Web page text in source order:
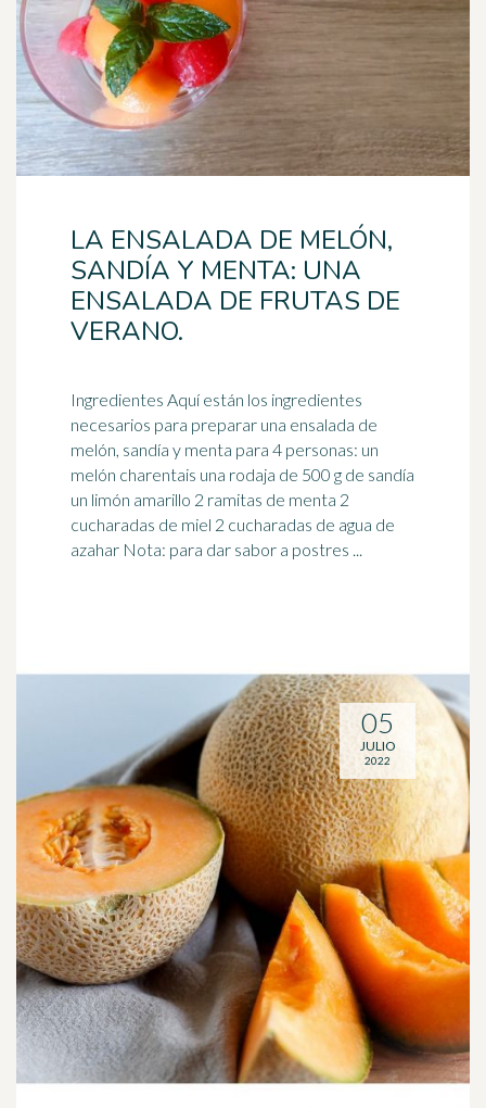
LA ENSALADA DE MELÓN,
SANDÍA Y MENTA: UNA
ENSALADA DE FRUTAS DE
VERANO.
Ingredientes Aquí están los ingredientes
necesarios para preparar una ensalada de
melón, sandía y menta para 4 personas: un
melón charentais una rodaja de 500 g de sandía
un limón amarillo 2 ramitas de menta 2
cucharadas de miel 2 cucharadas de agua de
azahar Nota: para dar sabor a postres ...
05
JULIO
2022